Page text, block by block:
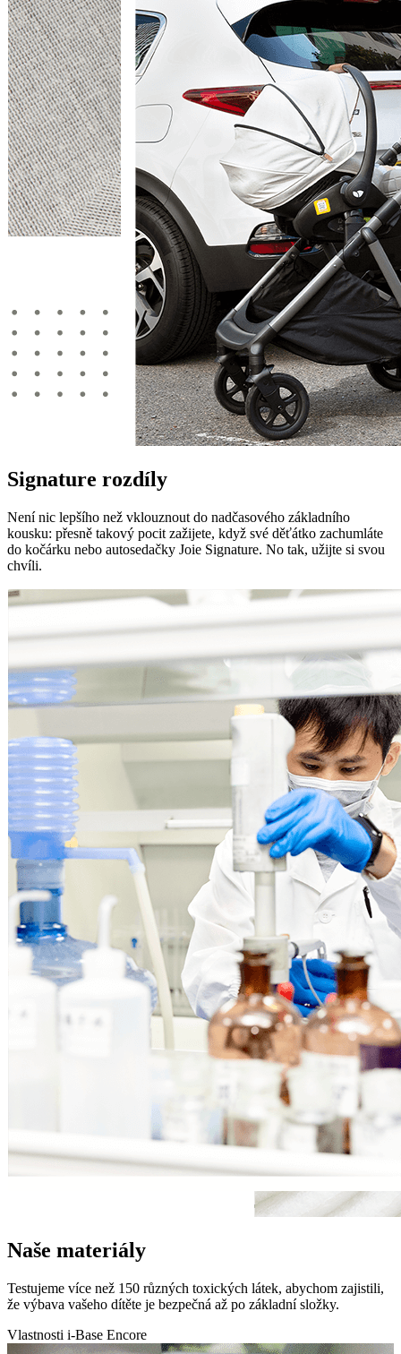
Signature rozdíly
Není nic lepšího než vklouznout do nadčasového základního
kousku: přesně takový pocit zažijete, když své děťátko zachumláte
do kočárku nebo autosedačky Joie Signature. No tak, užijte si svou
chvíli.
Naše materiály
Testujeme více než 150 různých toxických látek, abychom zajistili,
že výbava vašeho dítěte je bezpečná až po základní složky.
Vlastnosti i-Base Encore